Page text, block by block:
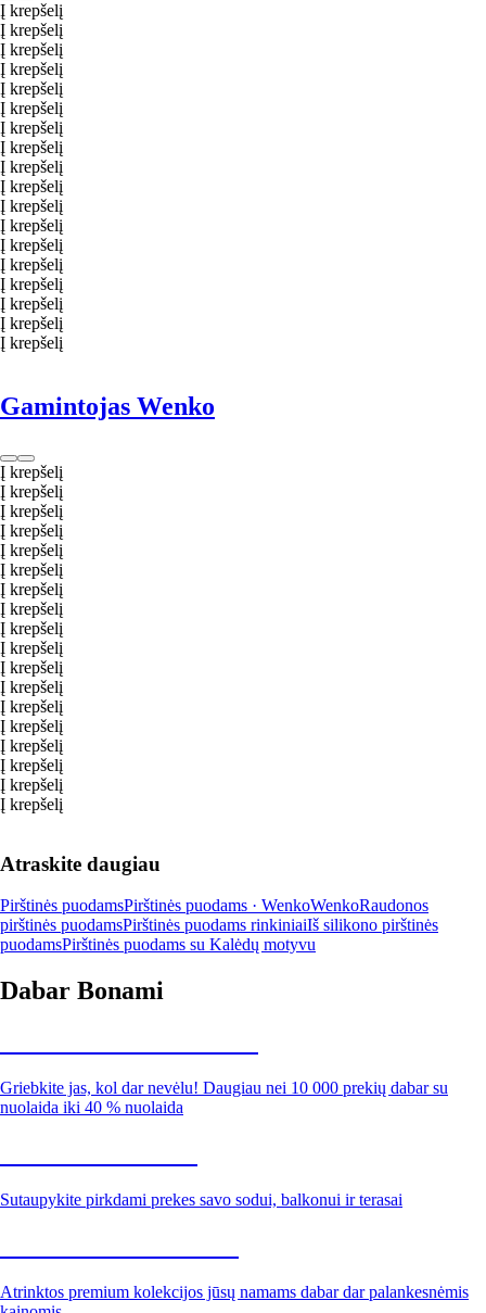
Į krepšelį
Į krepšelį
Į krepšelį
Į krepšelį
Į krepšelį
Į krepšelį
Į krepšelį
Į krepšelį
Į krepšelį
Į krepšelį
Į krepšelį
Į krepšelį
Į krepšelį
Į krepšelį
Į krepšelį
Į krepšelį
Į krepšelį
Į krepšelį
Gamintojas Wenko
Į krepšelį
Į krepšelį
Į krepšelį
Į krepšelį
Į krepšelį
Į krepšelį
Į krepšelį
Į krepšelį
Į krepšelį
Į krepšelį
Į krepšelį
Į krepšelį
Į krepšelį
Į krepšelį
Į krepšelį
Į krepšelį
Į krepšelį
Į krepšelį
Atraskite daugiau
Pirštinės puodamsPirštinės puodams · WenkoWenkoRaudonos
pirštinės puodamsPirštinės puodams rinkiniaiIš silikono pirštinės
puodamsPirštinės puodams su Kalėdų motyvu
Dabar Bonami
Griebkite jas, kol dar nevėlu! Daugiau nei 10 000 prekių dabar su
nuolaida iki 40 % nuolaida
Sutaupykite pirkdami prekes savo sodui, balkonui ir terasai
Atrinktos premium kolekcijos jūsų namams dabar dar palankesnėmis